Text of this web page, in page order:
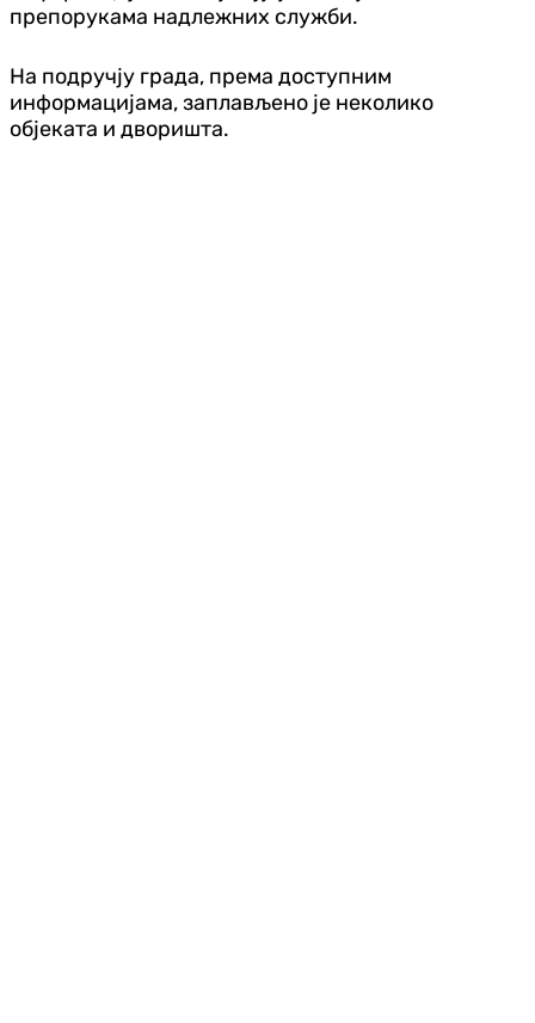
препорукама надлежних служби.
На подручју града, према доступним
информацијама, заплављено је неколико
објеката и дворишта.